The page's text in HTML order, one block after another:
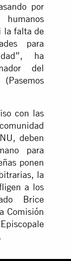
por
la falta de
para
ha
del
con las
deben
para
ponen
la
a los
Brice
Comisión